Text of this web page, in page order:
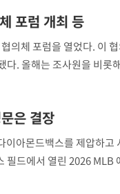
포럼 개최 등
의체 포럼을 열었다. 이
. 올해는 조사원을 비롯
치 등 산·학·연·관 기관
은 결장
아몬드백스를 제압하고
드에서 열린 2026 MLB
에이고는 시즌 60승(56